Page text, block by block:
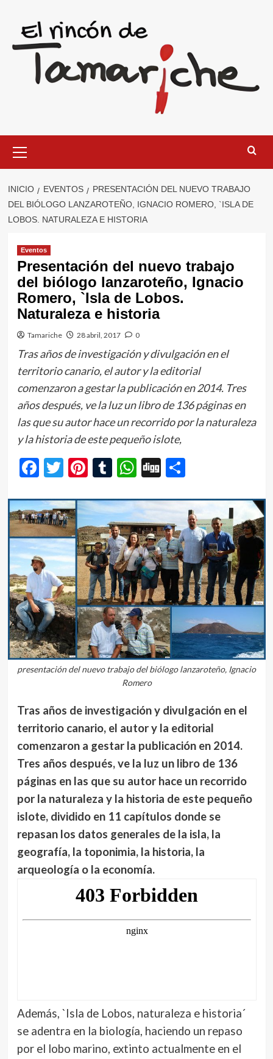
contenido
primario
INICIO EVENTOS
PRESENTACIÓN DEL NUEVO TRABAJO
DEL BIÓLOGO LANZAROTEÑO, IGNACIO ROMERO, `ISLA DE
LOBOS. NATURALEZA E HISTORIA
Eventos
Presentación del nuevo trabajo
del biólogo lanzaroteño, Ignacio
Romero, `Isla de Lobos.
Naturaleza e historia
Tamariche 28 abril, 2017 0
Tras años de investigación y divulgación en el
territorio canario, el autor y la editorial
comenzaron a gestar la publicación en 2014. Tres
años después, ve la luz un libro de 136 páginas en
las que su autor hace un recorrido por la naturaleza
y la historia de este pequeño islote,
Facebook
Twitter
Pinterest
Tumblr
WhatsApp
Digg
presentación del nuevo trabajo del biólogo lanzaroteño, Ignacio
Romero
Tras años de investigación y divulgación en el
territorio canario, el autor y la editorial
comenzaron a gestar la publicación en 2014.
Tres años después, ve la luz un libro de 136
páginas en las que su autor hace un recorrido
por la naturaleza y la historia de este pequeño
islote, dividido en 11 capítulos donde se
repasan los datos generales de la isla, la
geografía, la toponimia, la historia, la
arqueología o la economía.
Además, `Isla de Lobos, naturaleza e historia´
se adentra en la biología, haciendo un repaso
por el lobo marino, extinto actualmente en el